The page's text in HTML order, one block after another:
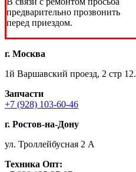
предварительно прозвонить
перед приездом.
г. Москва
1й Варшавский проезд, 2 стр 12.
Запчасти
+7 (928) 103-60-46
г. Ростов-на-Дону
ул. Троллейбусная 2 А
Техника Опт: